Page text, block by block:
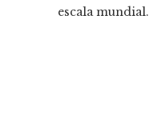
escala mundial.